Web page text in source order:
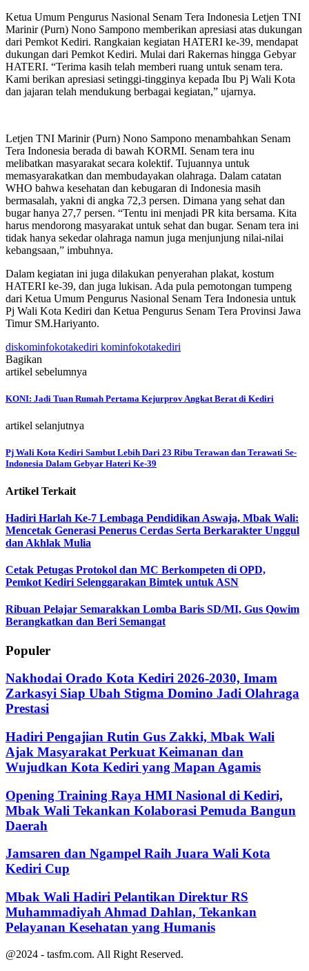
Ketua Umum Pengurus Nasional Senam Tera Indonesia Letjen TNI
Marinir (Purn) Nono Sampono memberikan apresiasi atas dukungan
dari Pemkot Kediri. Rangkaian kegiatan HATERI ke-39, mendapat
dukungan dari Pemkot Kediri. Mulai dari Rakernas hingga Gebyar
HATERI. “Terima kasih telah memberi ruang untuk senam tera.
Kami berikan apresiasi setinggi-tingginya kepada Ibu Pj Wali Kota
dan jajaran telah mendukung berbagai kegiatan,” ujarnya.
Letjen TNI Marinir (Purn) Nono Sampono menambahkan Senam
Tera Indonesia berada di bawah KORMI. Senam tera inu
melibatkan masyarakat secara kolektif. Tujuannya untuk
memasyarakatkan dan membudayakan olahraga. Dalam catatan
WHO bahwa kesehatan dan kebugaran di Indonesia masih
bermasalah, yakni di angka 72,3 persen. Dimana yang sehat dan
bugar hanya 27,7 persen. “Tentu ini menjadi PR kita bersama. Kita
harus mendorong masyarakat untuk sehat dan bugar. Senam tera ini
tidak hanya sekedar olahraga namun juga menjunjung nilai-nilai
kebangsaan,” imbuhnya.
Dalam kegiatan ini juga dilakukan penyerahan plakat, kostum
HATERI ke-39, dan juga lukisan. Ada pula pemotongan tumpeng
dari Ketua Umum Pengurus Nasional Senam Tera Indonesia untuk
Pj Wali Kota Kediri dan Ketua Pengurus Senam Tera Provinsi Jawa
Timur SM.Hariyanto.
diskominfokotakediri kominfokotakediri
Bagikan
artikel sebelumnya
KONI: Jadi Tuan Rumah Pertama Kejurprov Angkat Berat di Kediri
artikel selanjutnya
Pj Wali Kota Kediri Sambut Lebih Dari 23 Ribu Terawan dan Terawati Se-
Indonesia Dalam Gebyar Hateri Ke-39
Artikel Terkait
Hadiri Harlah Ke-7 Lembaga Pendidikan Aswaja, Mbak Wali:
Mencetak Generasi Penerus Cerdas Serta Berkarakter Unggul
dan Akhlak Mulia
Cetak Petugas Protokol dan MC Berkompeten di OPD,
Pemkot Kediri Selenggarakan Bimtek untuk ASN
Ribuan Pelajar Semarakkan Lomba Baris SD/MI, Gus Qowim
Berangkatkan dan Beri Semangat
Populer
Nakhodai Orado Kota Kediri 2026-2030, Imam
Zarkasyi Siap Ubah Stigma Domino Jadi Olahraga
Prestasi
Hadiri Pengajian Rutin Gus Zakki, Mbak Wali
Ajak Masyarakat Perkuat Keimanan dan
Wujudkan Kota Kediri yang Mapan Agamis
Opening Training Raya HMI Nasional di Kediri,
Mbak Wali Tekankan Kolaborasi Pemuda Bangun
Daerah
Jamsaren dan Ngampel Raih Juara Wali Kota
Kediri Cup
Mbak Wali Hadiri Pelantikan Direktur RS
Muhammadiyah Ahmad Dahlan, Tekankan
Pelayanan Kesehatan yang Humanis
@2024 - tasfm.com. All Right Reserved.